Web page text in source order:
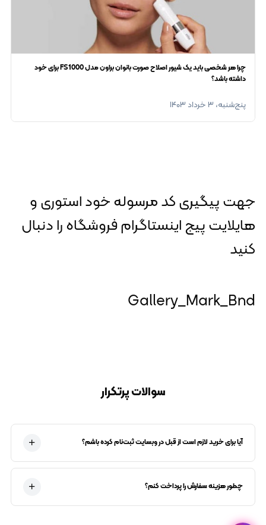
چرا هر شخصی باید یک شیور اصلاح صورت بانوان براون مدل FS1000 برای خود
داشته باشد؟
پنج‌شنبه، ۳ خرداد ۱۴۰۳
جهت پیگیری کد مرسوله خود استوری و
هایلایت پیج اینستاگرام فروشگاه را دنبال
کنید
Gallery_Mark_Bnd
سوالات پرتکرار
آیا برای خرید لازم است از قبل در وبسایت ثبت‌نام کرده باشم؟
چطور هزینه سفارش را پرداخت کنم؟